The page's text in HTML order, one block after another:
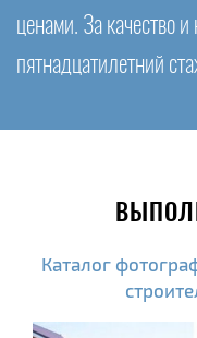
ценами. За качество
пятнадцатилетний
Каталог